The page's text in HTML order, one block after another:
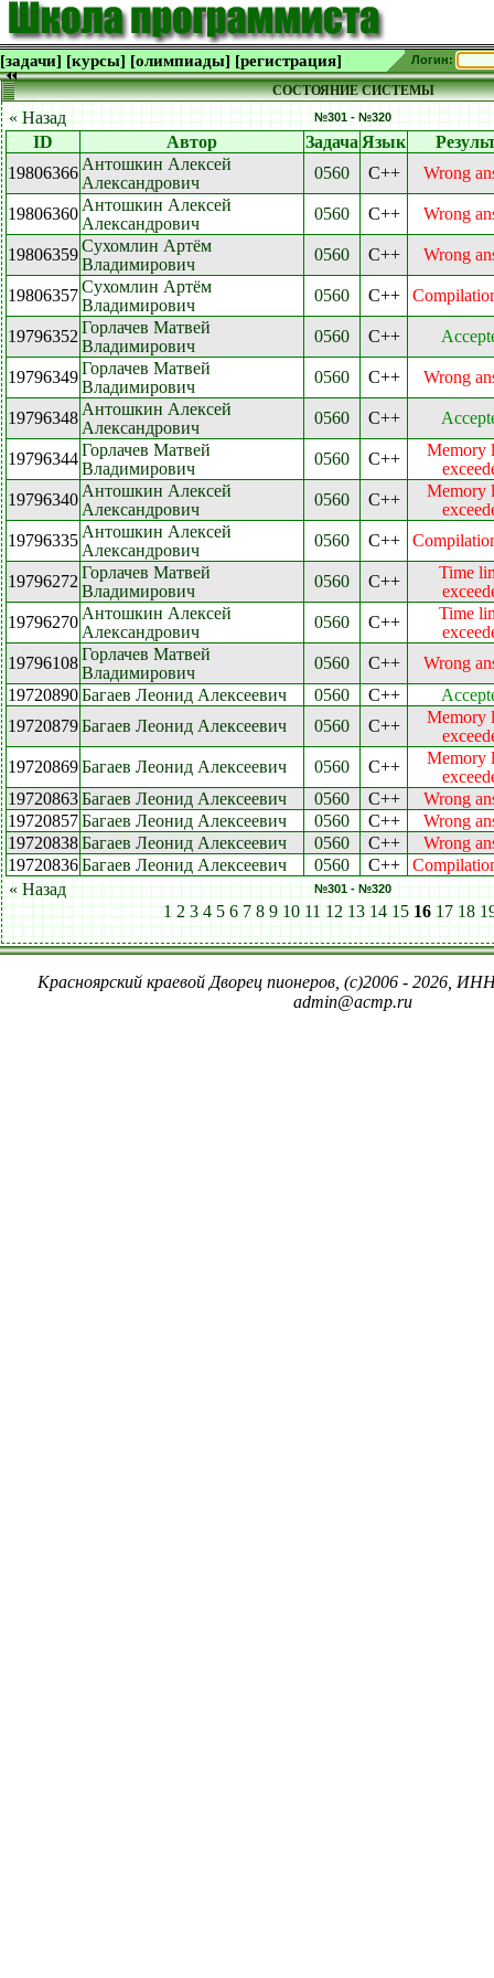
[задачи] [курсы] [олимпиады] [регистрация] Логин:
СОСТОЯНИЕ СИСТЕМЫ
« Назад №301 - №320
ID Автор Задача Язык
19806366 Антошкин Алексей
Александрович
0560 C++ Wrong
19806360 Антошкин Алексей
Александрович
0560 C++ Wrong
19806359Сухомлин Артём
Владимирович
0560 C++ Wrong
19806357Сухомлин Артём
Владимирович
0560 C++
19796352 Горлачев Матвей
Владимирович
0560 C++
19796349Горлачев Матвей
Владимирович
0560 C++ Wrong
19796348 Антошкин Алексей
Александрович
0560 C++
19796344Горлачев Матвей
Владимирович
0560 C++
Memory
19796340 Антошкин Алексей
Александрович
0560 C++
Memory
19796335 Антошкин Алексей
Александрович
0560 C++
19796272 Горлачев Матвей
Владимирович
0560 C++
Time
19796270 Антошкин Алексей
Александрович
0560 C++
Time
19796108Горлачев Матвей
Владимирович
0560 C++
Wrong
19720890Багаев Леонид Алексеевич 0560 C++
19720879Багаев Леонид Алексеевич 0560 C++
Memory
19720869Багаев Леонид Алексеевич 0560 C++
Memory
19720863Багаев Леонид Алексеевич 0560 C++
Wrong
19720857Багаев Леонид Алексеевич 0560 C++
Wrong
19720838Багаев Леонид Алексеевич 0560 C++
Wrong
19720836Багаев Леонид Алексеевич 0560 C++
« Назад
№301 - №320
1 2 3 4 5 6 7 8 9 10 11 12 13 14 15 16 17 18
Красноярский краевой Дворец пионеров, (c)2006 - 2026,
admin@acmp.ru